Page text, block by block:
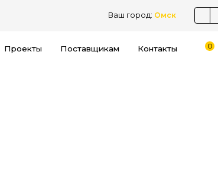
Ваш город: Омск
Проекты Поставщикам Контакты 0